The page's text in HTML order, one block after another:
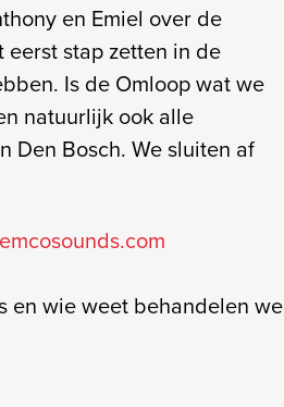
en Emiel over de
stap zetten in de
Is de Omloop wat we
natuurlijk ook alle
Den Bosch. We sluiten af
en wie weet behandelen we